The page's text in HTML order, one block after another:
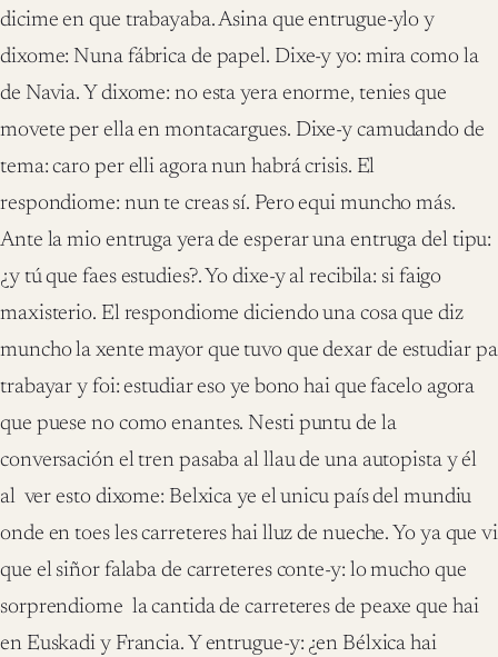
dicime en que trabayaba. Asina que entrugue-ylo y
dixome: Nuna fábrica de papel. Dixe-y yo: mira como la
de Navia. Y dixome: no esta yera enorme, tenies que
movete per ella en montacargues. Dixe-y camudando de
tema: caro per elli agora nun habrá crisis. El
respondiome: nun te creas sí. Pero equi muncho más.
Ante la mio entruga yera de esperar una entruga del tipu:
¿y tú que faes estudies?. Yo dixe-y al recibila: si faigo
maxisterio. El respondiome diciendo una cosa que diz
muncho la xente mayor que tuvo que dexar de estudiar pa
trabayar y foi: estudiar eso ye bono hai que facelo agora
que puese no como enantes. Nesti puntu de la
conversación el tren pasaba al llau de una autopista y él
al ver esto dixome: Belxica ye el unicu país del mundiu
onde en toes les carreteres hai lluz de nueche. Yo ya que vi
que el siñor falaba de carreteres conte-y: lo mucho que
sorprendiome la cantida de carreteres de peaxe que hai
en Euskadi y Francia. Y entrugue-y: ¿en Bélxica hai